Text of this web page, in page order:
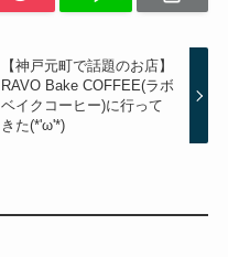
【神戸元町で話題のお店】
RAVO Bake COFFEE(ラボ
ベイクコーヒー)に行って
きた(*'ω'*)